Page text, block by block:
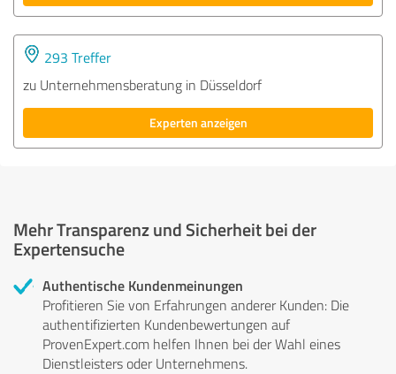
293 Treffer
zu Unternehmensberatung in Düsseldorf
Experten anzeigen
Mehr Transparenz und Sicherheit bei der
Expertensuche
Authentische Kundenmeinungen
Profitieren Sie von Erfahrungen anderer Kunden: Die
authentifizierten Kundenbewertungen auf
ProvenExpert.com helfen Ihnen bei der Wahl eines
Dienstleisters oder Unternehmens.